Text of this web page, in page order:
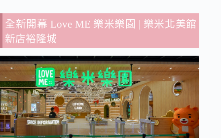
全新開幕 Love ME 樂米樂園 | 樂米北美館
新店裕隆城